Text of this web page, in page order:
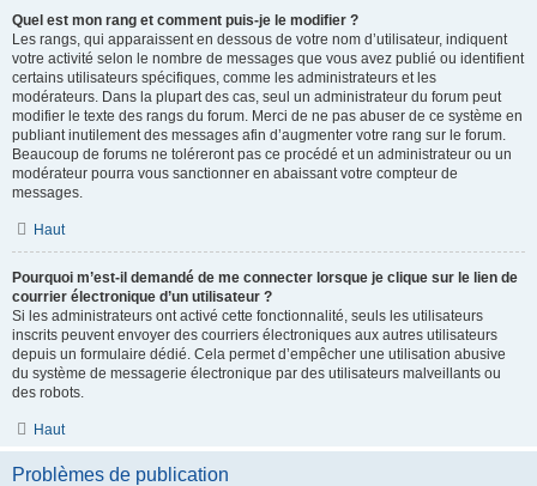
Quel est mon rang et comment puis-je le modifier ?
Les rangs, qui apparaissent en dessous de votre nom d’utilisateur, indiquent
votre activité selon le nombre de messages que vous avez publié ou identifient
certains utilisateurs spécifiques, comme les administrateurs et les
modérateurs. Dans la plupart des cas, seul un administrateur du forum peut
modifier le texte des rangs du forum. Merci de ne pas abuser de ce système en
publiant inutilement des messages afin d’augmenter votre rang sur le forum.
Beaucoup de forums ne toléreront pas ce procédé et un administrateur ou un
modérateur pourra vous sanctionner en abaissant votre compteur de
messages.
Haut
Pourquoi m’est-il demandé de me connecter lorsque je clique sur le lien de
courrier électronique d’un utilisateur ?
Si les administrateurs ont activé cette fonctionnalité, seuls les utilisateurs
inscrits peuvent envoyer des courriers électroniques aux autres utilisateurs
depuis un formulaire dédié. Cela permet d’empêcher une utilisation abusive
du système de messagerie électronique par des utilisateurs malveillants ou
des robots.
Haut
Problèmes de publication